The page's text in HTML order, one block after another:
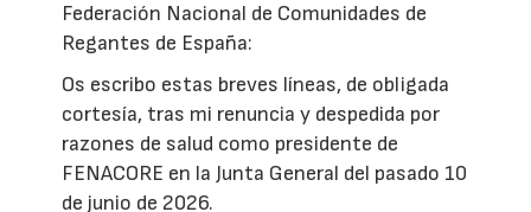
Federación Nacional de Comunidades de
Regantes de España:
Os escribo estas breves líneas, de obligada
cortesía, tras mi renuncia y despedida por
razones de salud como presidente de
FENACORE en la Junta General del pasado 10
de junio de 2026.